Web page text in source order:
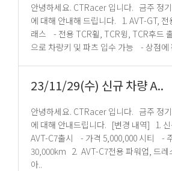
안녕하세요. CTRacer 입니다. 금주 정기점검시 추가된 내역
에 대해 안내해 드립니다. 1. AVT-GT, 전용 파츠 출시 - R클
래스 - 전용 TCR휠, TCR윙, TCR후드 출시 - AVT-GT 티켓
으로 차량키 및 파츠
23/11/29(수) 신규 차량 A..
안녕하세요. CTRacer 입니다. 금주 정기점검시 변경된내역
에 대해 안내드립니다. [변경 내역] 1. 신규 A클래스 차량
AVT-C7출시 - 가격 5,000,000 시티 - 주행거리 제한
30,000km 2. AVT-C7전용 파워업, 드레스업, 드라이빙업
아..